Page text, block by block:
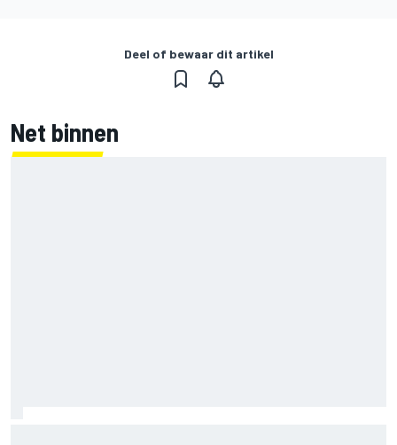
Deel of bewaar dit artikel
Net binnen